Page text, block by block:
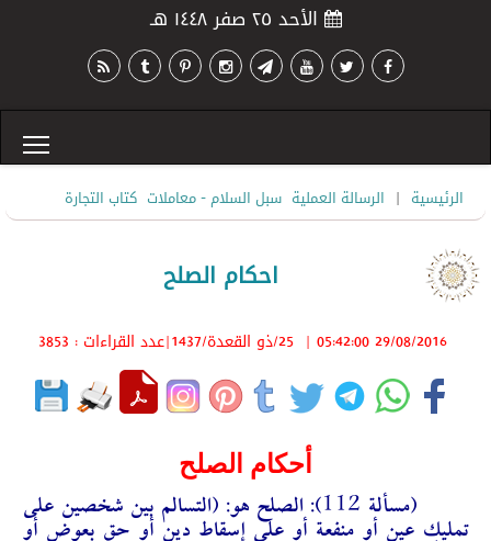
الأحد ٢٥ صفر ١٤٤٨ هـ
الرئيسية | الرسالة العملية سبل السلام - معاملات كتاب التجارة
احكام الصلح
29/08/2016 05:42:00
| 25/ذو القعدة/1437 |عدد القراءات : 3853
أحكام الصلح
(مسألة 112):
الصلح هو: (التسالم بين شخصين على
تمليك عين أو منفعة أو على إسقاط دين أو حق بعوض أو